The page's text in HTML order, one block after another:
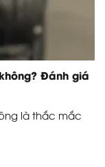
Đánh giá
là thắc mắc